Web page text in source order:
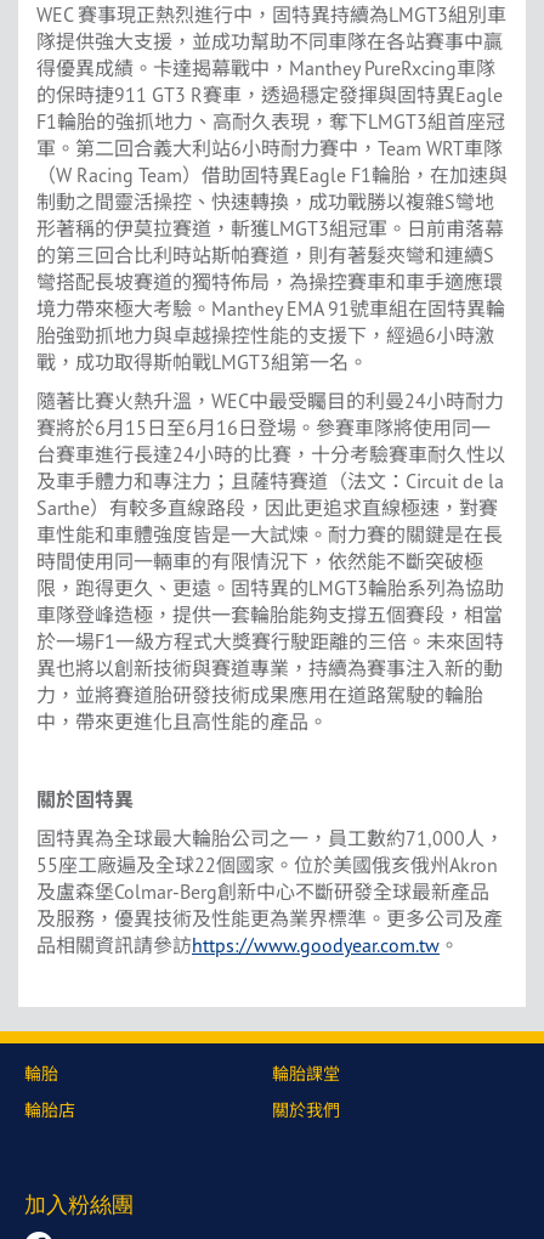
WEC 賽事現正熱烈進行中，固特異持續為LMGT3組別車
隊提供強大支援，並成功幫助不同車隊在各站賽事中贏
得優異成績。卡達揭幕戰中，Manthey PureRxcing車隊
的保時捷911 GT3 R賽車，透過穩定發揮與固特異Eagle
F1輪胎的強抓地力、高耐久表現，奪下LMGT3組首座冠
軍。第二回合義大利站6小時耐力賽中，Team WRT車隊
（W Racing Team）借助固特異Eagle F1輪胎，在加速與
制動之間靈活操控、快速轉換，成功戰勝以複雜S彎地
形著稱的伊莫拉賽道，斬獲LMGT3組冠軍。日前甫落幕
的第三回合比利時站斯帕賽道，則有著髮夾彎和連續S
彎搭配長坡賽道的獨特佈局，為操控賽車和車手適應環
境力帶來極大考驗。Manthey EMA 91號車組在固特異輪
胎強勁抓地力與卓越操控性能的支援下，經過6小時激
戰，成功取得斯帕戰LMGT3組第一名。
隨著比賽火熱升溫，WEC中最受矚目的利曼24小時耐力
賽將於6月15日至6月16日登場。參賽車隊將使用同一
台賽車進行長達24小時的比賽，十分考驗賽車耐久性以
及車手體力和專注力；且薩特賽道（法文：Circuit de la
Sarthe）有較多直線路段，因此更追求直線極速，對賽
車性能和車體強度皆是一大試煉。耐力賽的關鍵是在長
時間使用同一輛車的有限情況下，依然能不斷突破極
限，跑得更久、更遠。固特異的LMGT3輪胎系列為協助
車隊登峰造極，提供一套輪胎能夠支撐五個賽段，相當
於一場F1一級方程式大獎賽行駛距離的三倍。未來固特
異也將以創新技術與賽道專業，持續為賽事注入新的動
力，並將賽道胎研發技術成果應用在道路駕駛的輪胎
中，帶來更進化且高性能的產品。
關於固特異
固特異為全球最大輪胎公司之一，員工數約71,000人，
55座工廠遍及全球22個國家。位於美國俄亥俄州Akron
及盧森堡Colmar-Berg創新中心不斷研發全球最新產品
及服務，優異技術及性能更為業界標準。更多公司及產
品相關資訊請參訪https://www.goodyear.com.tw 。
輪胎
輪胎店
輪胎課堂
關於我們
加入粉絲團